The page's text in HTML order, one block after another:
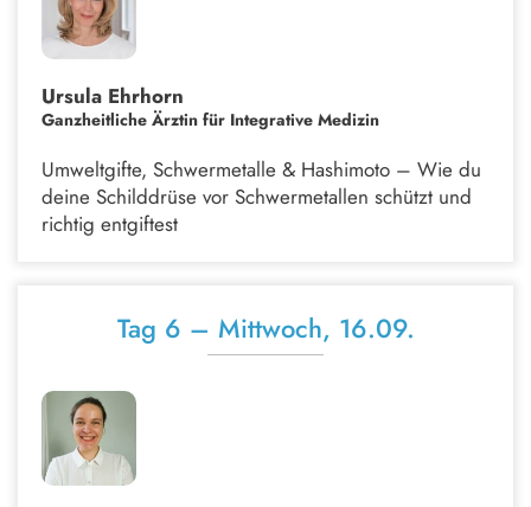
Ursula Ehrhorn
Ganzheitliche Ärztin für Integrative Medizin
Umweltgifte, Schwermetalle & Hashimoto – Wie du
deine Schilddrüse vor Schwermetallen schützt und
richtig entgiftest
Tag 6 – Mittwoch, 16.09.